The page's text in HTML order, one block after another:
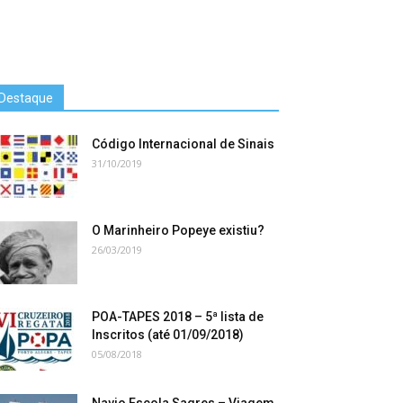
Código Internacional de Sinais
31/10/2019
O Marinheiro Popeye existiu?
26/03/2019
POA-TAPES 2018 – 5ª lista de
Inscritos (até 01/09/2018)
05/08/2018